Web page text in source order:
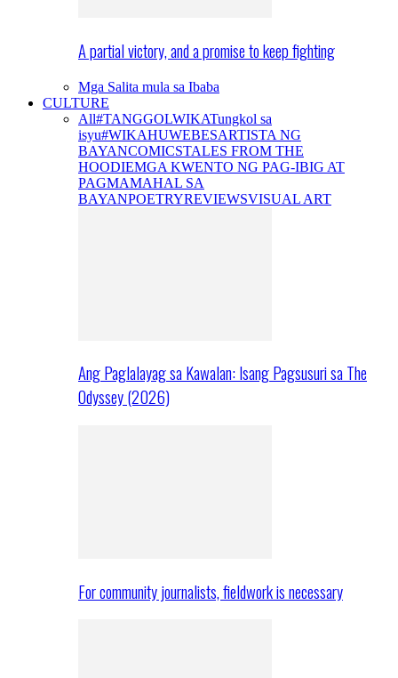
A partial victory, and a promise to keep fighting
Mga Salita mula sa Ibaba
CULTURE
All#TANGGOLWIKATungkol sa
isyu#WIKAHUWEBESARTISTA NG
BAYANCOMICSTALES FROM THE
HOODIEMGA KWENTO NG PAG-IBIG AT
PAGMAMAHAL SA
BAYANPOETRYREVIEWSVISUAL ART
Ang Paglalayag sa Kawalan: Isang Pagsusuri sa The
Odyssey (2026)
For community journalists, fieldwork is necessary